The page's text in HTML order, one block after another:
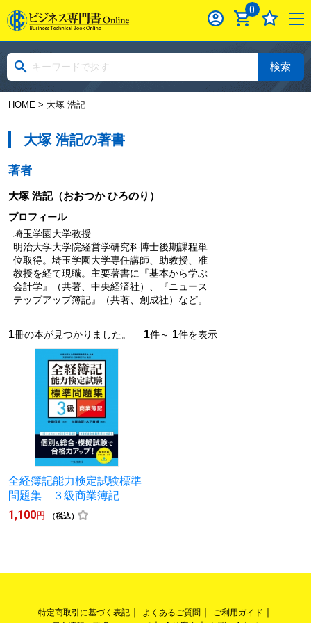
0
検索
HOME> 大塚 浩記
大塚 浩記の著書
著者
大塚 浩記（おおつか ひろのり）
プロフィール
埼玉学園大学教授
明治大学大学院経営学研究科博士後期課程単
位取得。埼玉学園大学専任講師、助教授、准
教授を経て現職。主要著書に『基本から学ぶ
会計学』（共著、中央経済社）、『ニュース
テップアップ簿記』（共著、創成社）など。
1冊の本が見つかりました。 1件～ 1件を表示
全経簿記能力検定試験標準
問題集 ３級商業簿記
1,100円 （税込）
特定商取引に基づく表記 よくあるご質問
ご利用ガイド